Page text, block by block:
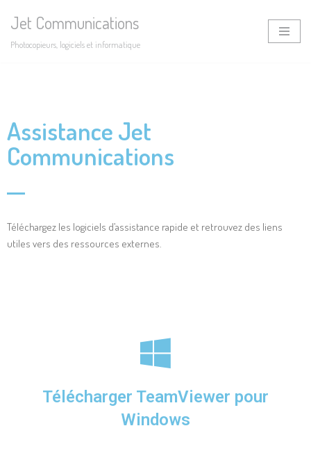
Jet Communications
Photocopieurs, logiciels et informatique
Assistance Jet
Communications
Téléchargez les logiciels d’assistance rapide et retrouvez des liens
utiles vers des ressources externes.
Télécharger TeamViewer pour
Windows